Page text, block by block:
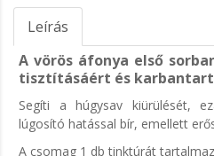
Leírás
A vörös áfonya első
tisztításáért és
Segíti a húgysav kiürülését,
lúgosító hatással bír, emellett
A csomag 1 db tinktúrát